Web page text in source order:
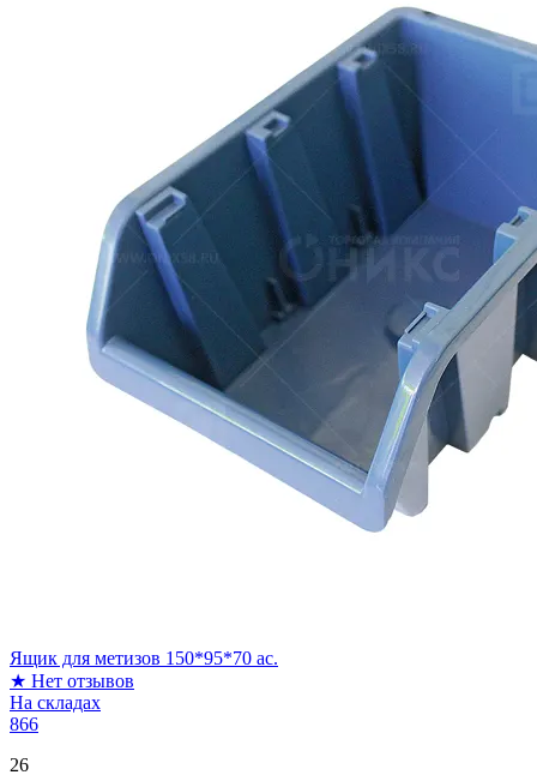
Ящик для метизов 150*95*70 ас.
★ Нет отзывов
На складах
866
26